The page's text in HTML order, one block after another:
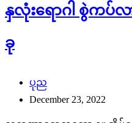
December 23, 2022
ရောင် အင်ပြင်များ ထခြ
ရောတွေပါ) ၃။ မြဲမြဲမြံမြံ ဆု